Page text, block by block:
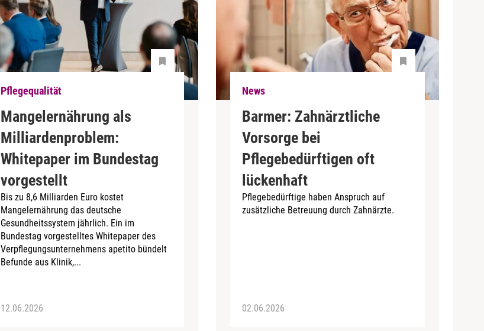
Pflegequalität
Mangelernährung als
Milliardenproblem:
Whitepaper im Bundestag
vorgestellt
Bis zu 8,6 Milliarden Euro kostet
Mangelernährung das deutsche
Gesundheitssystem jährlich. Ein im
Bundestag vorgestelltes Whitepaper des
Verpflegungsunternehmens apetito bündelt
Befunde aus Klinik,...
12.06.2026
News
Barmer: Zahnärztliche
Vorsorge bei
Pflegebedürftigen oft
lückenhaft
Pflegebedürftige haben Anspruch auf
zusätzliche Betreuung durch Zahnärzte.
02.06.2026